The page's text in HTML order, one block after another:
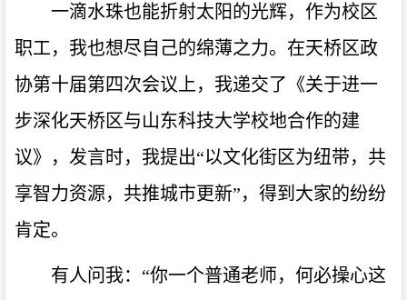
一滴水珠也能折射太阳的光辉，作为校区
职工，我也想尽自己的绵薄之力。在天桥区政
协第十届第四次会议上，我递交了《关于进一
步深化天桥区与山东科技大学校地合作的建
议》，发言时，我提出“以文化街区为纽带，共
享智力资源，共推城市更新”，得到大家的纷纷
肯定。
有人问我：“你一个普通老师，何必操心这